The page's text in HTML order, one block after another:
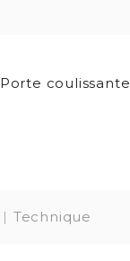
Porte coulissante
Technique